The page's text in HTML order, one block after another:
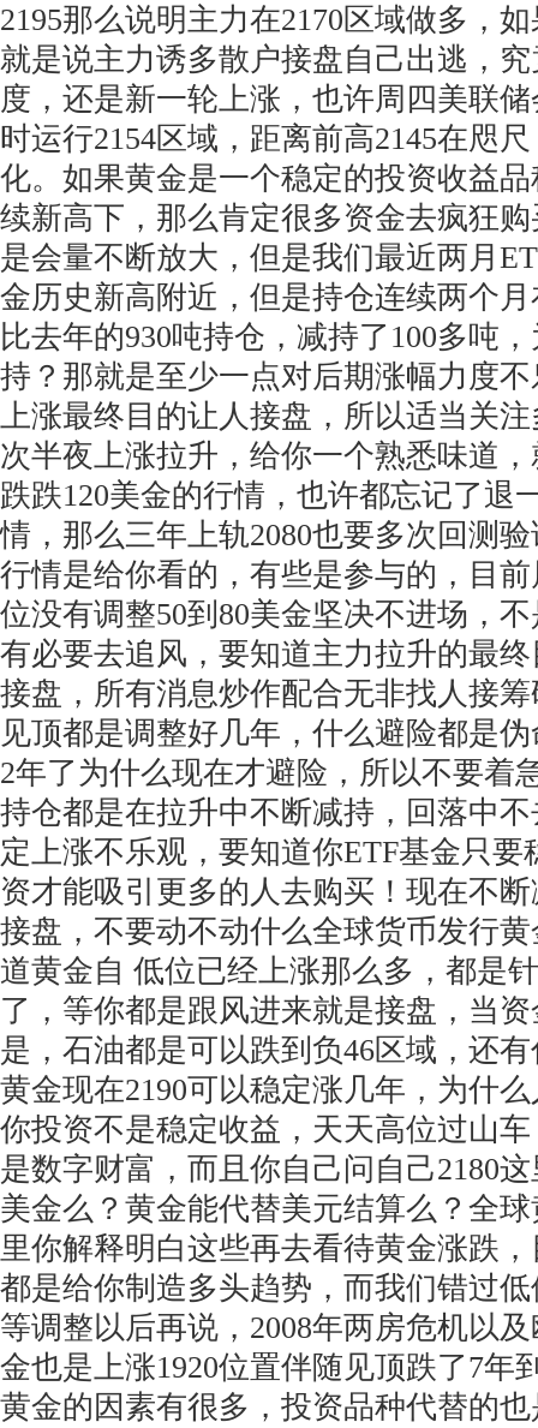
2195那么说明主力在2170区域做多，
就是说主力诱多散户接盘自己出逃，
度，还是新一轮上涨，也许周四美联
时运行2154区域，距离前高2145在咫
化。如果黄金是一个稳定的投资收益
续新高下，那么肯定很多资金去疯狂
是会量不断放大，但是我们最近两月
金历史新高附近，但是持仓连续两个
比去年的930吨持仓，减持了100多吨
持？那就是至少一点对后期涨幅力度
上涨最终目的让人接盘，所以适当关
次半夜上涨拉升，给你一个熟悉味道
跌跌120美金的行情，也许都忘记了退
情，那么三年上轨2080也要多次回测
行情是给你看的，有些是参与的，目
位没有调整50到80美金坚决不进场，
有必要去追风，要知道主力拉升的最
接盘，所有消息炒作配合无非找人接
见顶都是调整好几年，什么避险都是
2年了为什么现在才避险，所以不要着
持仓都是在拉升中不断减持，回落中
定上涨不乐观，要知道你ETF基金只要
资才能吸引更多的人去购买！现在不
接盘，不要动不动什么全球货币发行
道黄金自 低位已经上涨那么多，都是
了，等你都是跟风进来就是接盘，当
是，石油都是可以跌到负46区域，还
黄金现在2190可以稳定涨几年，为什
你投资不是稳定收益，天天高位过山
是数字财富，而且你自己问自己2180
美金么？黄金能代替美元结算么？全
里你解释明白这些再去看待黄金涨跌
都是给你制造多头趋势，而我们错过
等调整以后再说，2008年两房危机以
金也是上涨1920位置伴随见顶跌了7年
黄金的因素有很多，投资品种代替的